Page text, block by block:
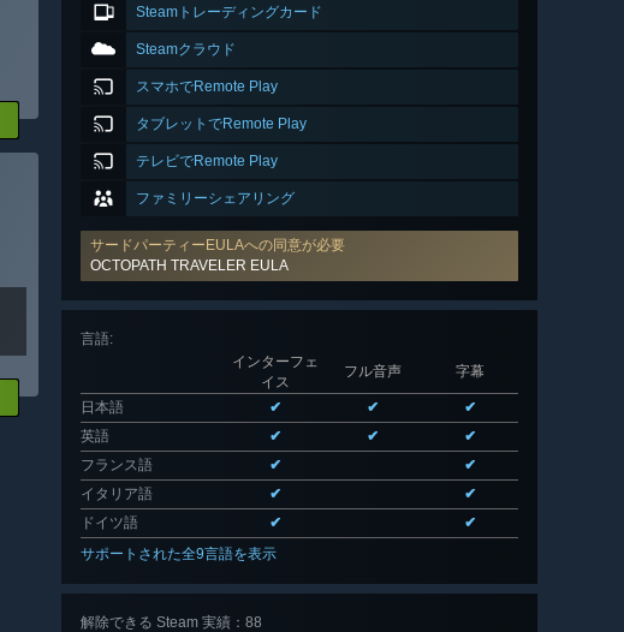
Steamトレーディングカード
Steamクラウド
スマホでRemote Play
タブレットでRemote Play
テレビでRemote Play
ファミリーシェアリング
サードパーティーEULAへの同意が必要
OCTOPATH TRAVELER EULA
言語:
インターフェ
イス
フル音声 字幕
日本語 ✔ ✔
✔
英語
✔ ✔
✔
フランス語
✔
✔
イタリア語
✔
✔
ドイツ語
✔
✔
サポートされた全9言語を表示
解除できる Steam 実績：88